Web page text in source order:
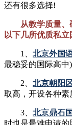
还有很多选择!
从教学质量
以下几所优质私立
1、 北京外国
最稳妥的国际高中)
2、 北京朝阳
取高，开设各种
3、 北京鼎石
时也是最难申请的